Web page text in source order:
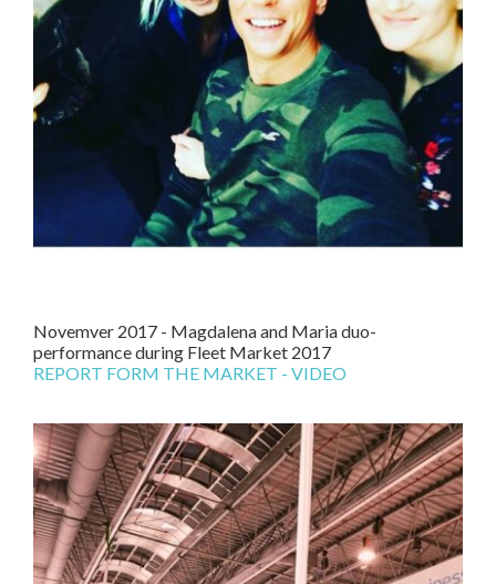
Novemver 2017 - Magdalena and Maria duo-
performance during Fleet Market 2017
REPORT FORM THE MARKET - VIDEO